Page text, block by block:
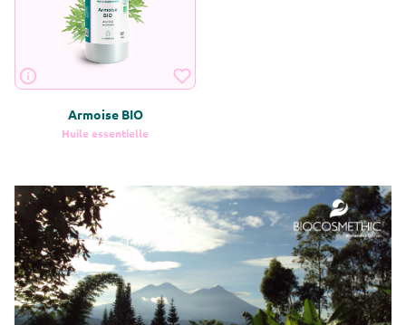
Armoise BIO
Huile essentielle
Vous devez être
connectéavec un compte
Pro